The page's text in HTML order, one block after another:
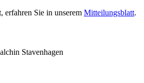
erfahren Sie in unserem Mitteilungsblatt.
Stavenhagen